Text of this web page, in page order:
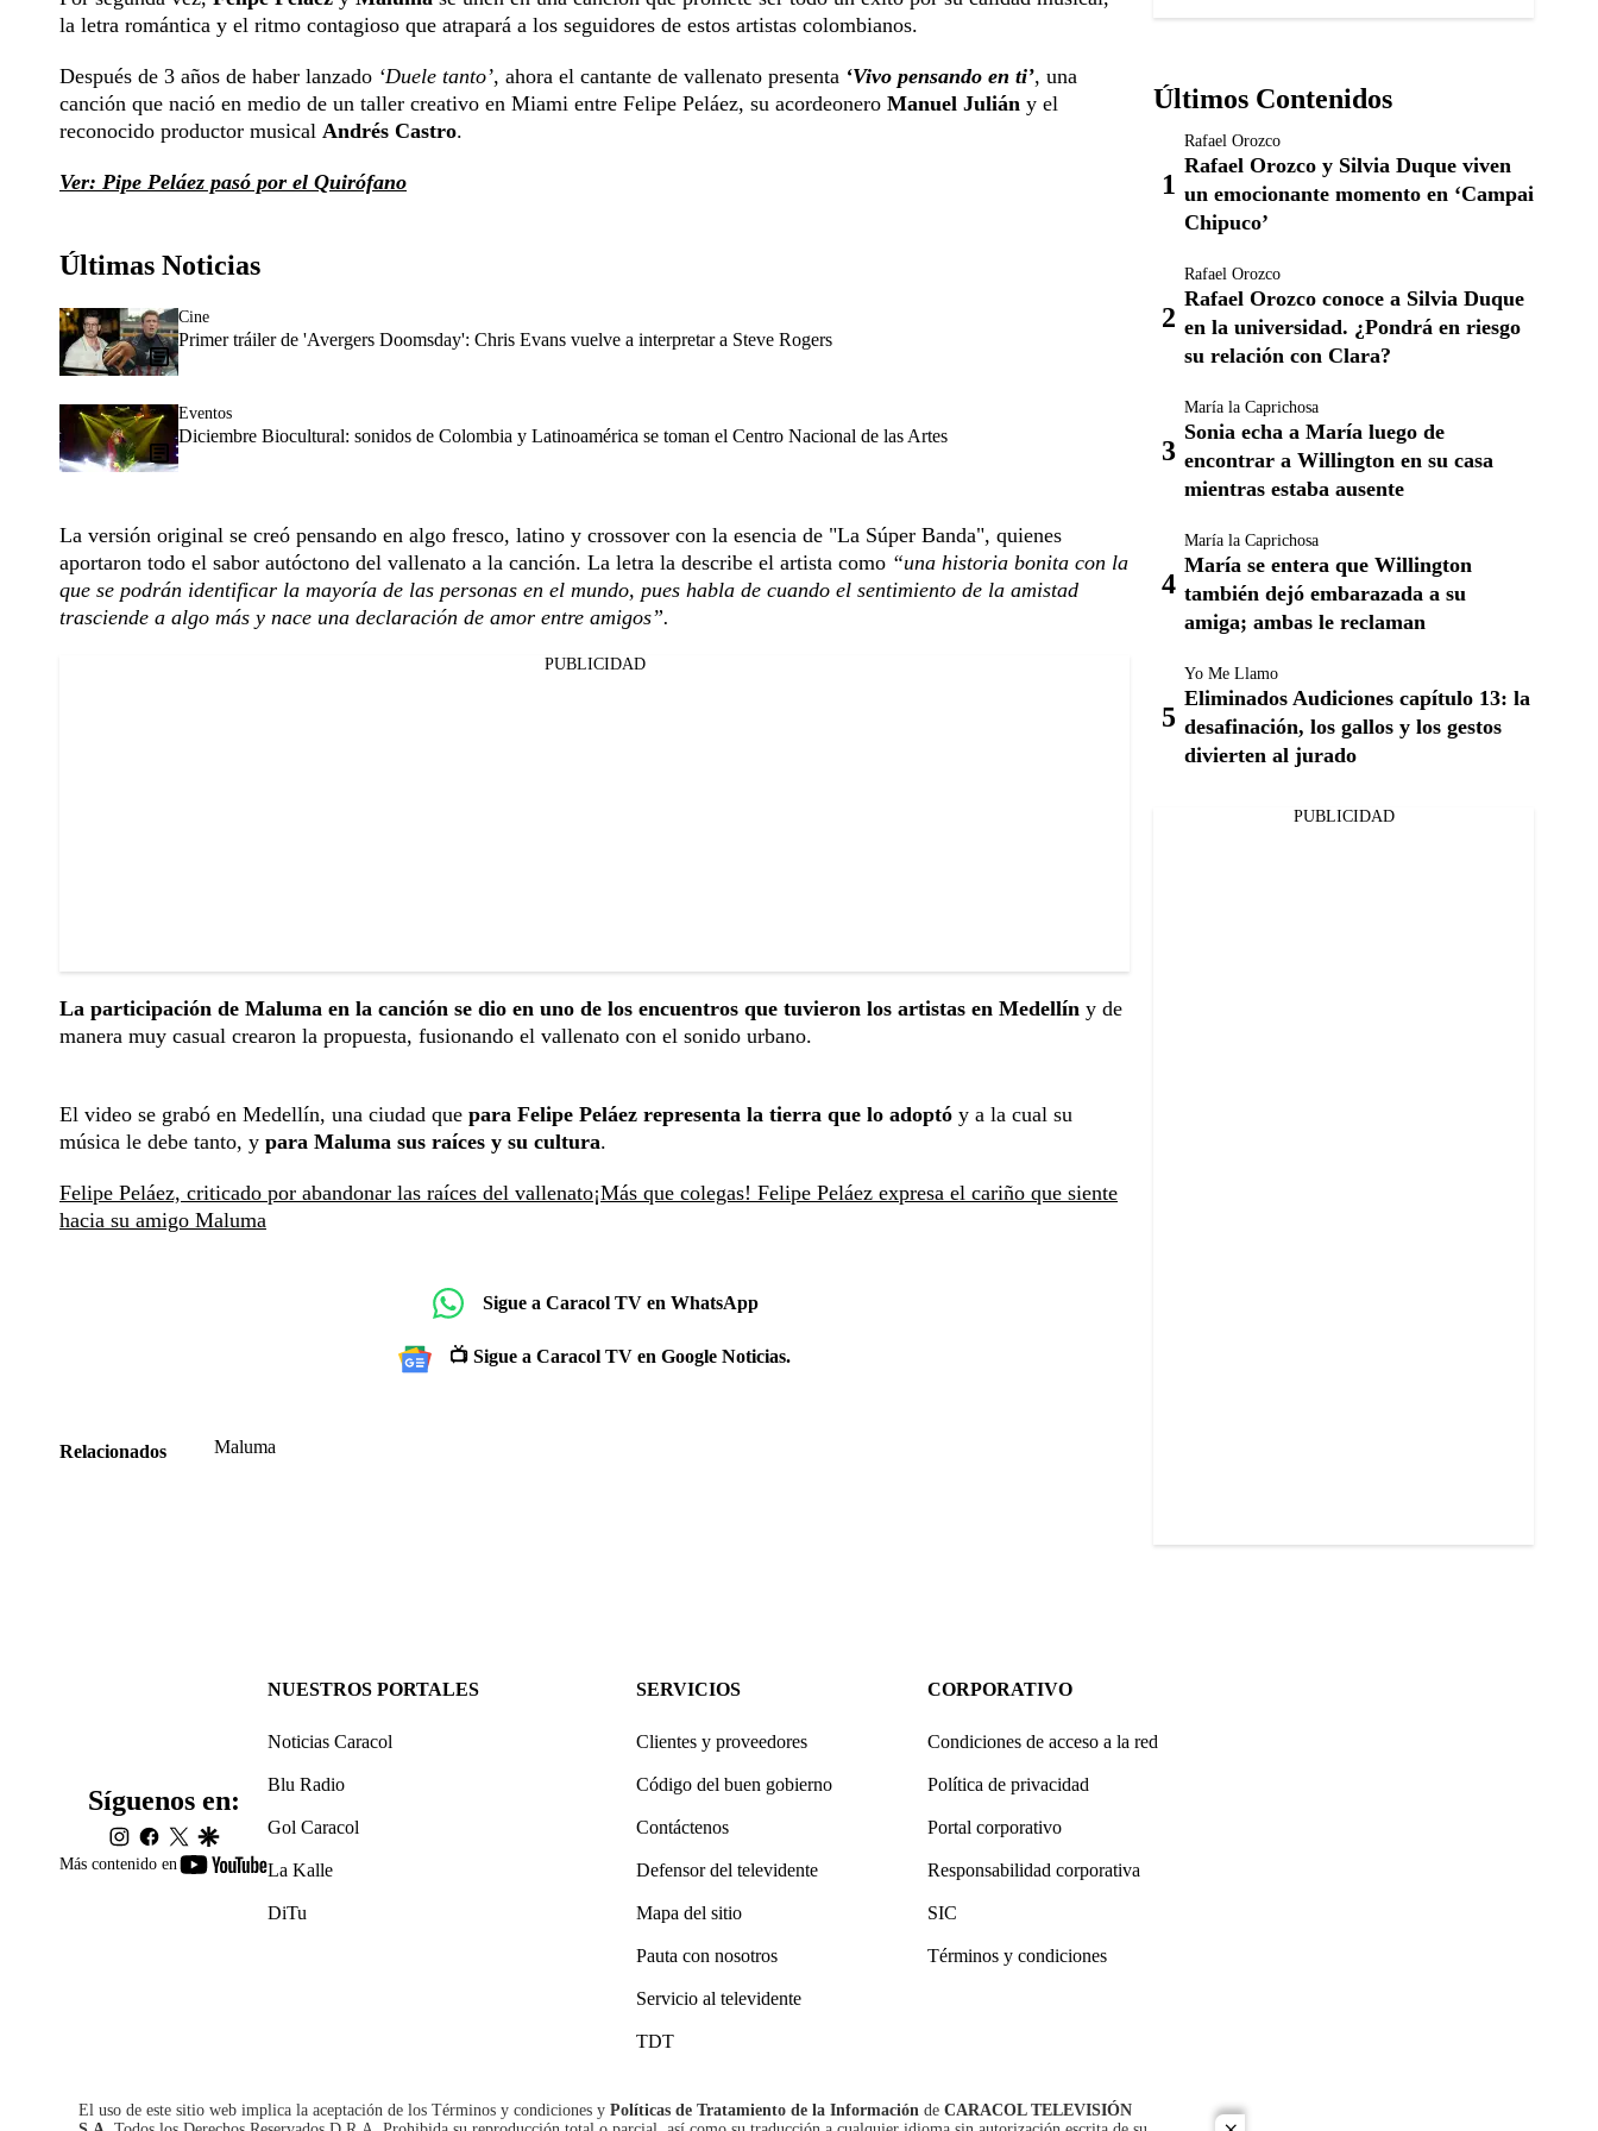
la letra romántica y el ritmo contagioso que atrapará a los seguidores de estos artistas colombianos.
Después de 3 años de haber lanzado ‘Duele tanto’, ahora el cantante de vallenato presenta ‘Vivo pensando en ti’, una
canción que nació en medio de un taller creativo en Miami entre Felipe Peláez, su acordeonero Manuel Julián y el
reconocido productor musical Andrés Castro.
Ver: Pipe Peláez pasó por el Quirófano
Últimas Noticias
Cine
Primer tráiler de 'Avergers Doomsday': Chris Evans vuelve a interpretar a Steve Rogers
Eventos
Diciembre Biocultural: sonidos de Colombia y Latinoamérica se toman el Centro Nacional de las Artes
La versión original se creó pensando en algo fresco, latino y crossover con la esencia de "La Súper Banda", quienes
aportaron todo el sabor autóctono del vallenato a la canción. La letra la describe el artista como “una historia bonita con la
que se podrán identificar la mayoría de las personas en el mundo, pues habla de cuando el sentimiento de la amistad
trasciende a algo más y nace una declaración de amor entre amigos”.
PUBLICIDAD
La participación de Maluma en la canción se dio en uno de los encuentros que tuvieron los artistas en Medellín y de
manera muy casual crearon la propuesta, fusionando el vallenato con el sonido urbano.
El video se grabó en Medellín, una ciudad que para Felipe Peláez representa la tierra que lo adoptó y a la cual su
música le debe tanto, y para Maluma sus raíces y su cultura.
Felipe Peláez, criticado por abandonar las raíces del vallenato¡Más que colegas! Felipe Peláez expresa el cariño que siente
hacia su amigo Maluma
Sigue a Caracol TV en WhatsApp
📺 Sigue a Caracol TV en Google Noticias.
Relacionados Maluma
Últimos Contenidos
Rafael Orozco
Rafael Orozco y Silvia Duque viven
un emocionante momento en ‘Campai
Chipuco’
Rafael Orozco
Rafael Orozco conoce a Silvia Duque
en la universidad. ¿Pondrá en riesgo
su relación con Clara?
María la Caprichosa
Sonia echa a María luego de
encontrar a Willington en su casa
mientras estaba ausente
María la Caprichosa
María se entera que Willington
también dejó embarazada a su
amiga; ambas le reclaman
Yo Me Llamo
Eliminados Audiciones capítulo 13: la
desafinación, los gallos y los gestos
divierten al jurado
PUBLICIDAD
Más contenido en
youtube-
Síguenos en:
instagram
facebook
twittergoogle
NUESTROS PORTALES
Noticias Caracol
Blu Radio
Gol Caracol
La Kalle
DiTu
SERVICIOS
Clientes y proveedores
Código del buen gobierno
Contáctenos
Defensor del televidente
Mapa del sitio
Pauta con nosotros
Servicio al televidente
TDT
CORPORATIVO
Condiciones de acceso a la red
Política de privacidad
Portal corporativo
Responsabilidad corporativa
SIC
Términos y condiciones
El uso de este sitio web implica la aceptación de los Términos y condiciones y Políticas de Tratamiento de la Información de CARACOL TELEVISIÓN